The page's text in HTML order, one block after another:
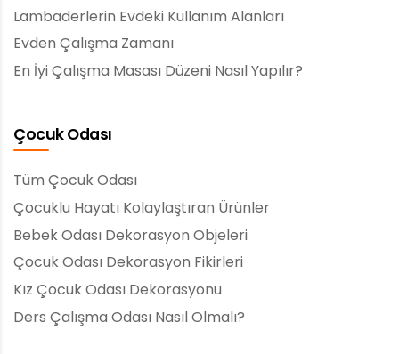
Lambaderlerin Evdeki Kullanım Alanları
Evden Çalışma Zamanı
En İyi Çalışma Masası Düzeni Nasıl Yapılır?
Çocuk Odası
Tüm Çocuk Odası
Çocuklu Hayatı Kolaylaştıran Ürünler
Bebek Odası Dekorasyon Objeleri
Çocuk Odası Dekorasyon Fikirleri
Kız Çocuk Odası Dekorasyonu
Ders Çalışma Odası Nasıl Olmalı?